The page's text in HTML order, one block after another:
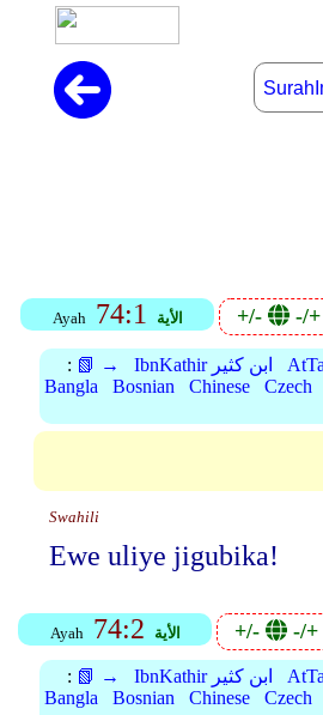
Ayah 74:1 الأية +/- -/+
: 📗 → IbnKathir ابن كثير
Bangla
Bosnian Chinese Czech
Swahili
Ewe uliye jigubika!
Ayah 74:2 الأية +/- -/+
: 📗 → IbnKathir ابن كثير
Bangla
Bosnian Chinese Czech